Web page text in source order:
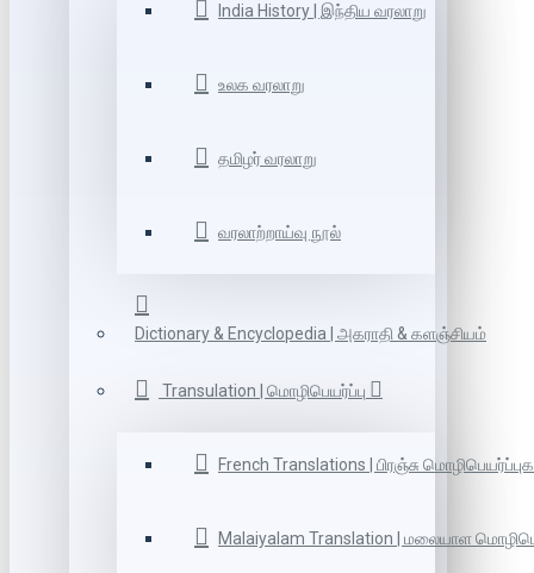
India History | இந்திய வரலாறு
உலக வரலாறு
தமிழர் வரலாறு
வரலாற்றாய்வு நூல்
Dictionary & Encyclopedia | அகராதி & களஞ்சியம்
Transulation | மொழிபெயர்ப்பு
French Translations | பிரஞ்சு
Malaiyalam Translation | மலையாள